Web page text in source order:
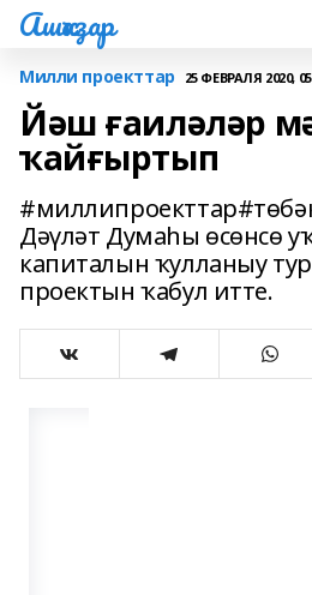
Ашҡаҙар
Милли проекттар 25 ФЕВРАЛЯ 2020,
Йәш ғаиләләр
ҡайғыртып
Дәүләт Думаһы өсөнсө
капиталын ҡулланыу
проектын ҡабул итте.